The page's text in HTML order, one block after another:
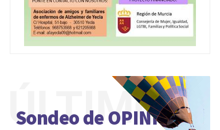
Sondeo de OPINIÓN
ÚLTIMO